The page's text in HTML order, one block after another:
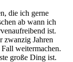
die ich gerne
ab wann ich
ist.
zwanzig Jahren
weitermachen.
große Ding ist.